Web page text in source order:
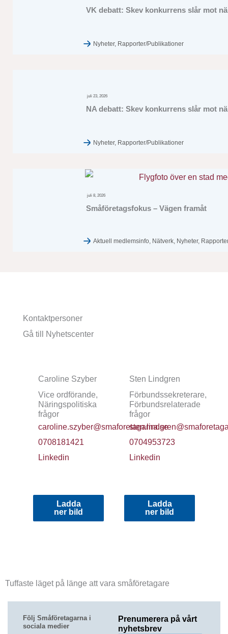
VK debatt: Skev konkurrens slår mot
Nyheter, Rapporter/Publikationer
juli 23, 2026
NA debatt: Skev konkurrens slår mot
Nyheter, Rapporter/Publikationer
juli 8, 2026
Småföretagsfokus – Vägen framåt
Aktuell medlemsinfo, Nätverk, Nyheter,
Kontaktpersoner
Gå till Nyhetscenter
Caroline Szyber
Vice ordförande,
Näringspolitiska
frågor
caroline.szyber@smaforetagarna.se
0708181421
Linkedin
Ladda
ner bild
Sten Lindgren
Förbundssekreterare,
Förbundsrelaterade
frågor
0704953723
Linkedin
Ladda
ner bild
Tuffaste läget på länge att vara småföretagare
Följ Småföretagarna i
sociala medier
Prenumerera på vårt
nyhetsbrev